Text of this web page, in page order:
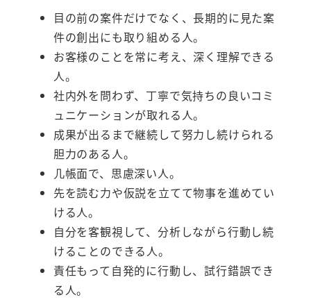
目の前の案件だけでなく、長期的に見た案
件の創出にも取り組める人。
お客様のことを常に考え、深く理解できる
人。
社内外を問わず、丁寧で気持ちの良いコミ
ュニケーションが取れる人。
成果が出るまで継続して努力し続けられる
胆力のある人。
几帳面で、思慮深い人。
先を読む力や仮説を立てて物事を進めてい
ける人。
自分を客観視して、分析しながら行動し続
けることのできる人。
責任もって自発的に行動し、試行錯誤でき
る人。